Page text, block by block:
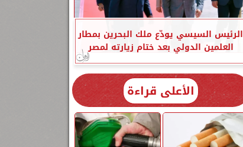
الرئيس السيسي يودّع ملك البحرين بمطار
العلمين الدولي بعد ختام زيارته لمصر
الأعلى قراءة